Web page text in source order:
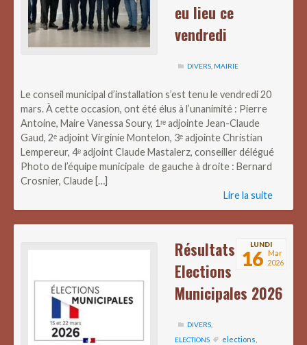
eu lieu ce
vendredi
DIVERS MAIRIE
Le conseil municipal d’installation s’est tenu le vendredi 20
mars. À cette occasion, ont été élus à l’unanimité : Pierre
Antoine, Maire Vanessa Soury, 1ʳᵉ adjointe Jean-Claude
Gaud, 2ᵉ adjoint Virginie Montelon, 3ᵉ adjointe Christian
Lempereur, 4ᵉ adjoint Claude Mastalerz, conseiller délégué
Photo de l’équipe municipale de gauche à droite : Bernard
Crosnier, Claude […]
Lire la suite
LUNDI
16 Mar
2026
Résultats
Elections
Municipales 2026
DIVERS
ELECTIONS
elections